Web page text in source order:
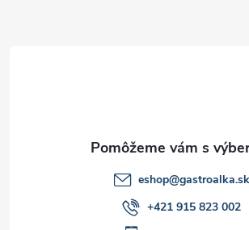
eshop@gastroalka.sk
+421 915 823 002